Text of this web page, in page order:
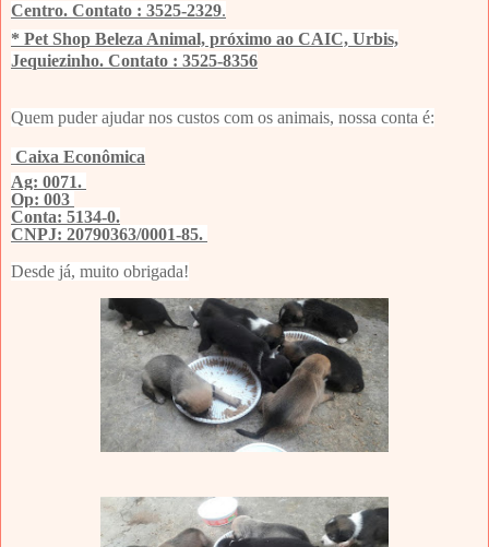
Centro. Contato : 3525-2329.
* Pet Shop Beleza Animal, próximo ao CAIC, Urbis,
Jequiezinho. Contato : 3525-8356
Quem puder ajudar nos custos com os animais, nossa conta é:
Caixa Econômica
Ag: 0071.
Op: 003
Conta: 5134-0.
CNPJ: 20790363/0001-85.
Desde já, muito obrigada!